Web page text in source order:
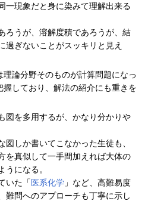
一現象だと身に染みて理解出来る
ろうが、溶解度積であろうが、結
過ぎないことがスッキリと見え
理論分野そのものが計算問題になっ
握しており、解法の紹介にも重きを
図を多用するが、かなり分かりや
図しか書いてこなかった生徒も、
を真似して一手間加えれば大体の
うになる。
いた「 医系化学 」など、高難易度
難問へのアプローチも丁寧に示し